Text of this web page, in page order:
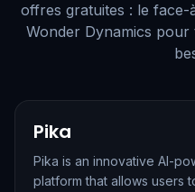
offres gratuites : le
Wonder Dynamics
Pika
Pika is an innovative AI-
platform that allows users